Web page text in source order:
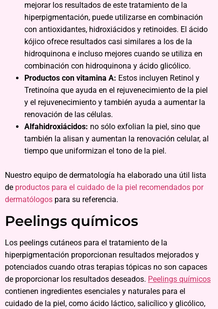
mejorar los resultados de este tratamiento de la
hiperpigmentación, puede utilizarse en combinación
con antioxidantes, hidroxiácidos y retinoides. El ácido
kójico ofrece resultados casi similares a los de la
hidroquinona e incluso mejores cuando se utiliza en
combinación con hidroquinona y ácido glicólico.
Productos con vitamina A: Estos incluyen Retinol y
Tretinoína que ayuda en el rejuvenecimiento de la piel
y el rejuvenecimiento y también ayuda a aumentar la
renovación de las células.
Alfahidroxiácidos: no sólo exfolian la piel, sino que
también la alisan y aumentan la renovación celular, al
tiempo que uniformizan el tono de la piel.
Nuestro equipo de dermatología ha elaborado una útil lista
de productos para el cuidado de la piel recomendados por
dermatólogos para su referencia.
Peelings químicos
Los peelings cutáneos para el tratamiento de la
hiperpigmentación proporcionan resultados mejorados y
potenciados cuando otras terapias tópicas no son capaces
de proporcionar los resultados deseados. Peelings químicos
contienen ingredientes esenciales y naturales para el
cuidado de la piel, como ácido láctico, salicílico y glicólico,